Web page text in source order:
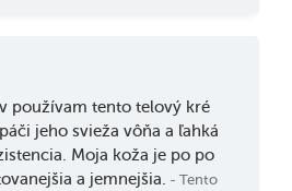
používam tento telový kré
jeho svieža vôňa a ľahká
Moja koža je po po
a jemnejšia. - Tento